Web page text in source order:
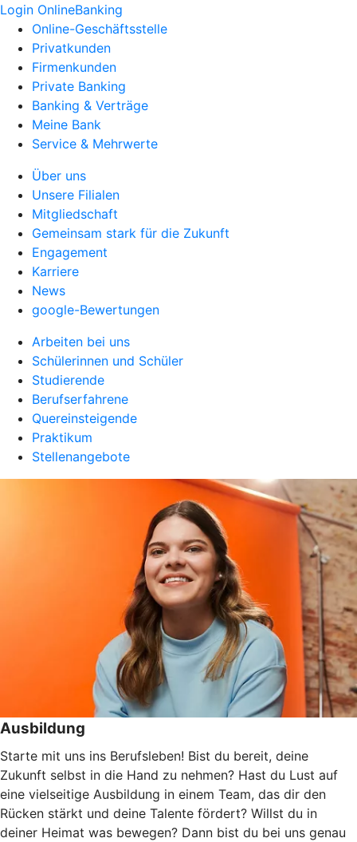
Login OnlineBanking
Online-Geschäftsstelle
Privatkunden
Firmenkunden
Private Banking
Banking & Verträge
Meine Bank
Service & Mehrwerte
Über uns
Unsere Filialen
Mitgliedschaft
Gemeinsam stark für die Zukunft
Engagement
Karriere
News
google-Bewertungen
Arbeiten bei uns
Schülerinnen und Schüler
Studierende
Berufserfahrene
Quereinsteigende
Praktikum
Stellenangebote
Ausbildung
Starte mit uns ins Berufsleben! Bist du bereit, deine
Zukunft selbst in die Hand zu nehmen? Hast du Lust auf
eine vielseitige Ausbildung in einem Team, das dir den
Rücken stärkt und deine Talente fördert? Willst du in
deiner Heimat was bewegen? Dann bist du bei uns genau